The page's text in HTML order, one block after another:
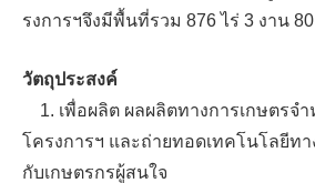
รงการฯจึงมีพื้นที่รวม 876 ไร่ 3 งาน
วัตถุประสงค์
1. เพื่อผลิต ผลผลิตทางการเกษตรจำ
โครงการฯ และถ่ายทอดเทคโนโลยีท
กับเกษตรกรผู้สนใจ